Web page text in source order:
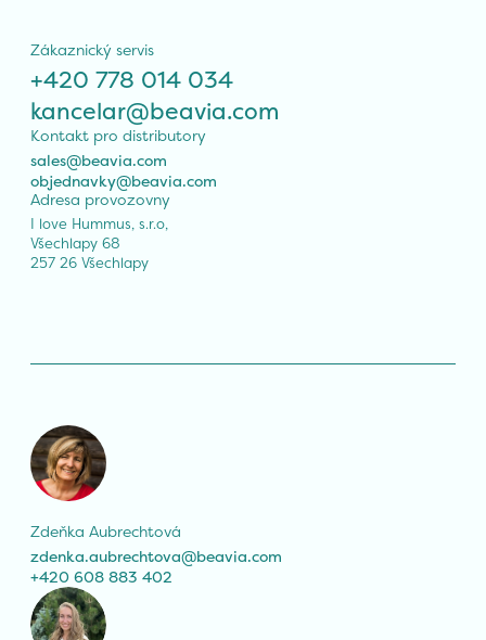
Zákaznický servis
+420 778 014 034
kancelar@beavia.com
Kontakt pro distributory
sales@beavia.com
objednavky@beavia.com
Adresa provozovny
I love Hummus, s.r.o,
Všechlapy 68
257 26 Všechlapy
Zdeňka Aubrechtová
zdenka.aubrechtova@beavia.com
+420 608 883 402